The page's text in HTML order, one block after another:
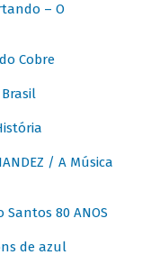
– O
Cobre
Brasil
/ A Música
Santos 80 ANOS
de azul